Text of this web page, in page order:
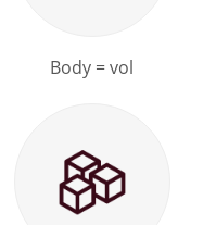
Body = vol